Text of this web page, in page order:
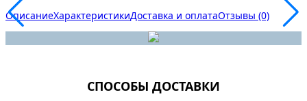
ОписаниеХарактеристикиДоставка и оплатаОтзывы (0)
СПОСОБЫ ДОСТАВКИ